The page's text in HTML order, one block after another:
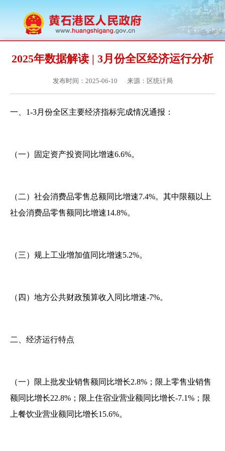
2025年数据解读 | 3月份全区经济运行分析
发布时间：2025-06-10 来源：区统计局
一、1-3月份全区主要经济指标完成情况通报：
（一）固定资产投资同比增速6.6%。
（二）社会消费品零售总额同比增速7.4%。其中限额以上
社会消费品零售额同比增速14.8%。
（三）规上工业增加值同比增速5.2%。
（四）地方公共财政预算收入同比增速-7%。
二、经济运行特点
（一）限上批发业销售额同比增长2.8%；限上零售业销售
额同比增长22.8%；限上住宿业营业额同比增长-7.1%；限
上餐饮业营业额同比增长15.6%。